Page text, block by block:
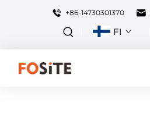
+86-14730301370
FI